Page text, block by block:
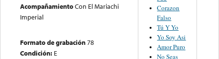
AcompañamientoCon El Mariachi
Imperial
Formato de grabación78
Condición: E
Corazon
Falso
Tú Y Yo
Yo Soy Asi
Amor Puro
No Seas